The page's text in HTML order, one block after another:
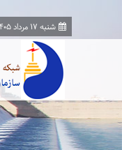
شنبه ۱۷ مرداد ۱۴۰۵